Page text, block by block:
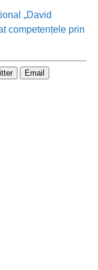
„David
competențele prin
Email